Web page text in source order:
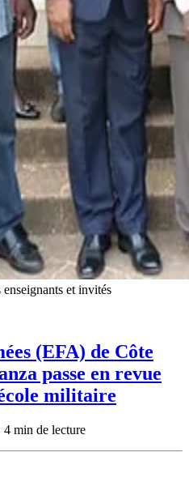
et invités
(EFA) de Côte
passe en revue
militaire
4 min de lecture